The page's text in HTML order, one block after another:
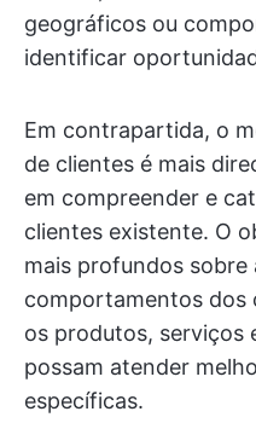
geográficos ou
identificar
Em contrapartida, o
de clientes é mais
em compreender e
clientes existente. O
mais profundos sobre
comportamentos dos
os produtos, serviços
possam atender
específicas.